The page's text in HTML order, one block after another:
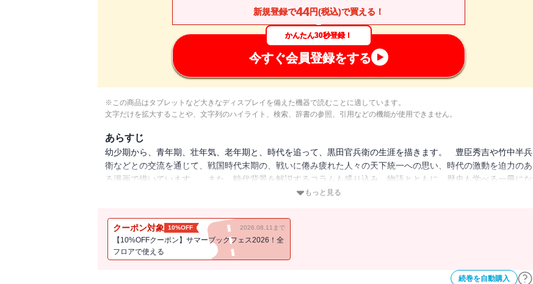
新規登録で44円(税込)で買える！
かんたん30秒登録！
今すぐ会員登録をする
※この商品はタブレットなど大きなディスプレイを備えた機器で読むことに適しています。
文字だけを拡大することや、文字列のハイライト、検索、辞書の参照、引用などの機能が使用できません。
あらすじ
幼少期から、青年期、壮年気、老年期と、時代を追って、黒田官兵衛の生涯を描きます。 豊臣秀吉や竹中半兵
衛などとの交流を通じて、戦国時代末期の、戦いに倦み疲れた人々の天下統一への思い、時代の激動を迫力のあ
る漫画で描いています。 また、時代背景を解説するコラムも盛り込み、物語とともに、歴史も学べる一冊にな
もっと見る
クーポン対象 10%OFF 2026.08.11まで
【10%OFFクーポン】サマーブックフェス2026！全
フロアで使える
続巻を自動購入